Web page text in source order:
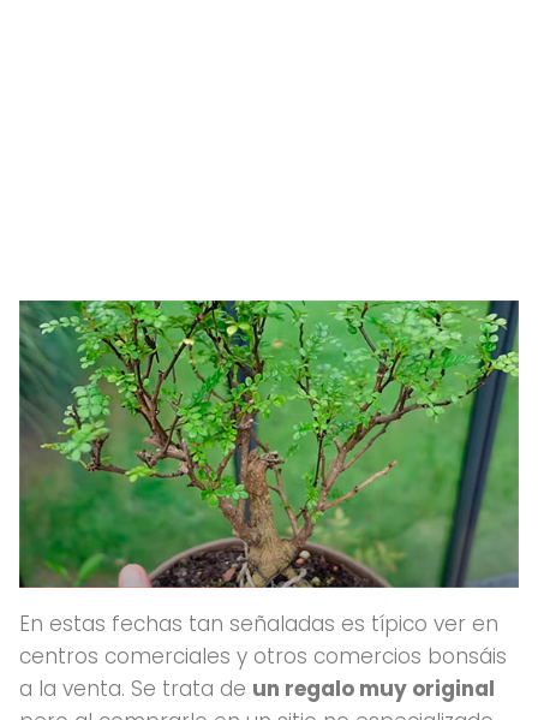
En estas fechas tan señaladas es típico ver en
centros comerciales y otros comercios bonsáis
a la venta. Se trata de un regalo muy original